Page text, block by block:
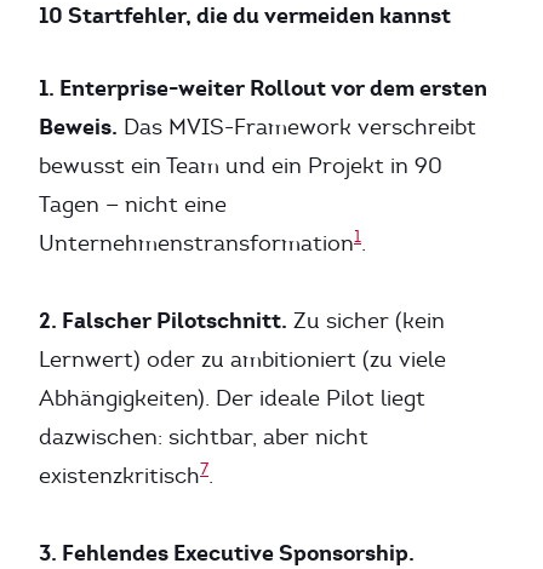
10 Startfehler, die du vermeiden kannst
1. Enterprise-weiter Rollout vor dem ersten
Beweis. Das MVIS-Framework verschreibt
bewusst ein Team und ein Projekt in 90
Tagen — nicht eine
Unternehmenstransformation1.
2. Falscher Pilotschnitt. Zu sicher (kein
Lernwert) oder zu ambitioniert (zu viele
Abhängigkeiten). Der ideale Pilot liegt
dazwischen: sichtbar, aber nicht
existenzkritisch7.
3. Fehlendes Executive Sponsorship.